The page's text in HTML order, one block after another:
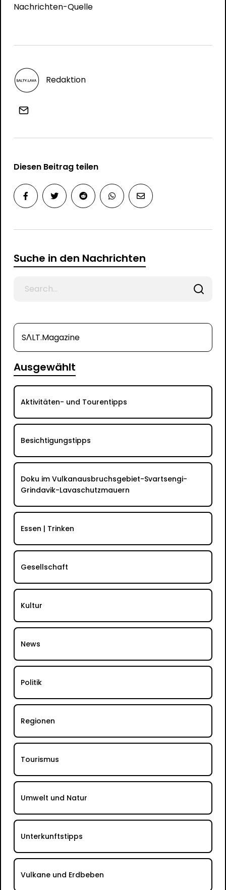
Nachrichten-Quelle
Redaktion
Diesen Beitrag teilen
Suche in den Nachrichten
SΛLT.Magazine
Ausgewählt
Aktivitäten- und Tourentipps
Besichtigungstipps
Doku im Vulkanausbruchsgebiet-Svartsengi-
Grindavik-Lavaschutzmauern
Essen | Trinken
Gesellschaft
Kultur
News
Politik
Regionen
Tourismus
Umwelt und Natur
Unterkunftstipps
Vulkane und Erdbeben